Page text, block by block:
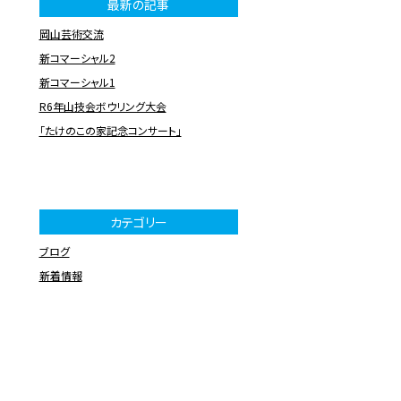
最新の記事
岡山芸術交流
新コマーシャル2
新コマーシャル1
R6年山技会ボウリング大会
「たけのこの家記念コンサート」
カテゴリー
ブログ
新着情報